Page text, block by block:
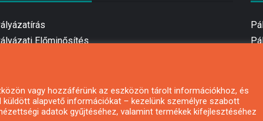
Előminősítés
pályázatírás
magánszemélyeknek
vagy hozzáférünk az eszközön tárolt információkhoz, és
alapvető információkat – kezelünk személyre szabott
adatok gyűjtéséhez, valamint termékek kifejlesztéséhez